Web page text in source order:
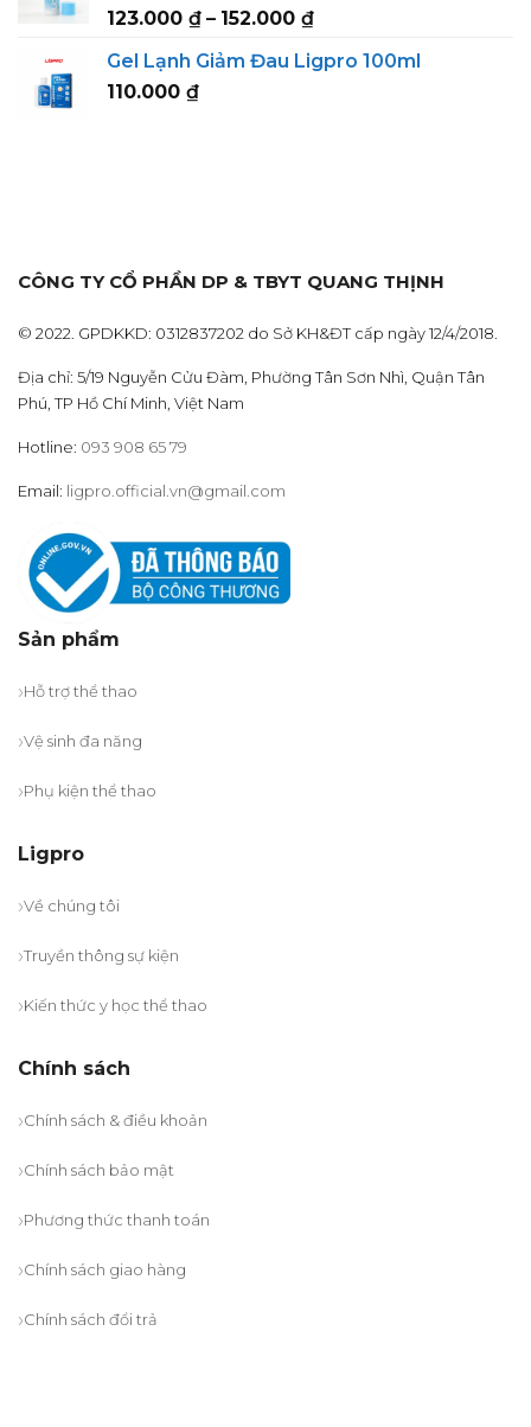
152.000 ₫
123.000 ₫ – 152.000 ₫Price
123.000 ₫
Gel Lạnh Giảm Đau Ligpro 100ml
110.000 ₫
CÔNG TY CỔ PHẦN DP & TBYT QUANG THỊNH
© 2022. GPDKKD: 0312837202 do Sở KH&ĐT cấp ngày 12/4/2018.
Địa chỉ: 5/19 Nguyễn Cửu Đàm, Phường Tân Sơn Nhì, Quận Tân
Phú, TP Hồ Chí Minh, Việt Nam
Hotline: 093 908 65 79
Email: ligpro.official.vn@gmail.com
Sản phẩm
Hỗ trợ thể thao
Vệ sinh đa năng
Phụ kiện thể thao
Ligpro
Về chúng tôi
Truyền thông sự kiện
Kiến thức y học thể thao
Chính sách
Chính sách & điều khoản
Chính sách bảo mật
Phương thức thanh toán
Chính sách giao hàng
Chính sách đổi trả